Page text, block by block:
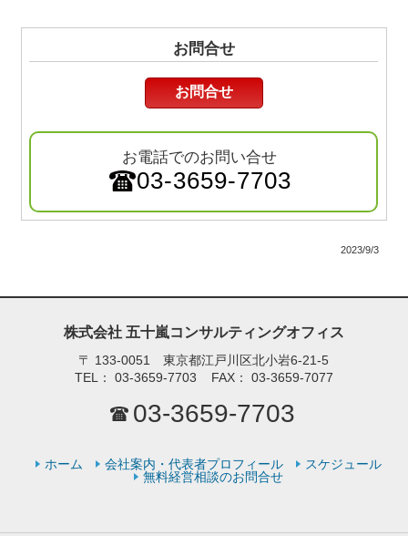
お問合せ
お問合せ
お電話でのお問い合せ
03-3659-7703
2023/9/3
株式会社 五十嵐コンサルティングオフィス
〒 133-0051 東京都江戸川区北小岩6-21-5
TEL：
03-3659-7703 FAX： 03-3659-7077
03-3659-7703
ホーム 会社案内・代表者プロフィール
スケジュール
無料経営相談のお問合せ